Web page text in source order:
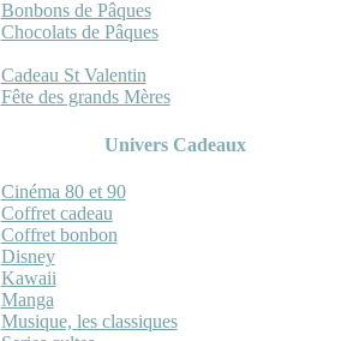
Bonbons de Pâques
Chocolats de Pâques
Cadeau St Valentin
Fête des grands Mères
Univers Cadeaux
Cinéma 80 et 90
Coffret cadeau
Coffret bonbon
Disney
Kawaii
Manga
Musique, les classiques